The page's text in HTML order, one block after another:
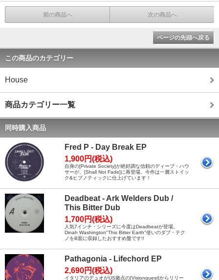
前の商品へ 次の商品へ
ページの先頭へ戻る
この商品のカテゴリー
House
商品カテゴリー一覧
同時購入商品
Fred P - Day Break EP
1,900円(税込)
自身の[Private Society]が絶好調な信頼のディープ・ハウ
サーが、[Shall Not Fade]に再登場。今作は一層ストイッ
ク&ヒプノティックに仕上げています！
Deadbeat - Ark Welders Dub /
This Bitter Dub
1,700円(税込)
人気7インチ・シリーズに今度はDeadbeatが登場。
Dinah Washington"This Bitter Earth"使いのダブ・テク
ノをB面に収録したおすすめ盤です!!
Pathagonia - Lifechord EP
2,690円(税込)
イタリアのデュオがUS拠点の[Visionquest]からリリー